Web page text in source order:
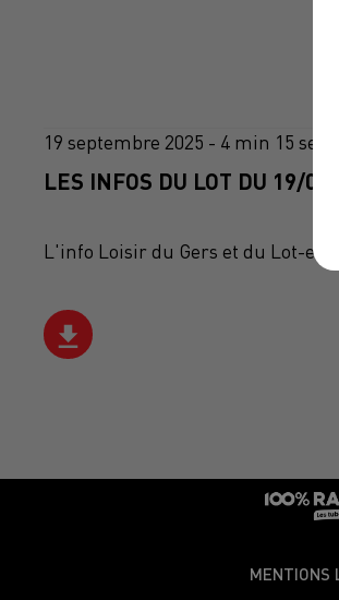
19 septembre 2025 - 4 min 15 sec
LES INFOS DU LOT DU 19/09/
L'info Loisir du Gers et du Lot-et-
MENTIONS